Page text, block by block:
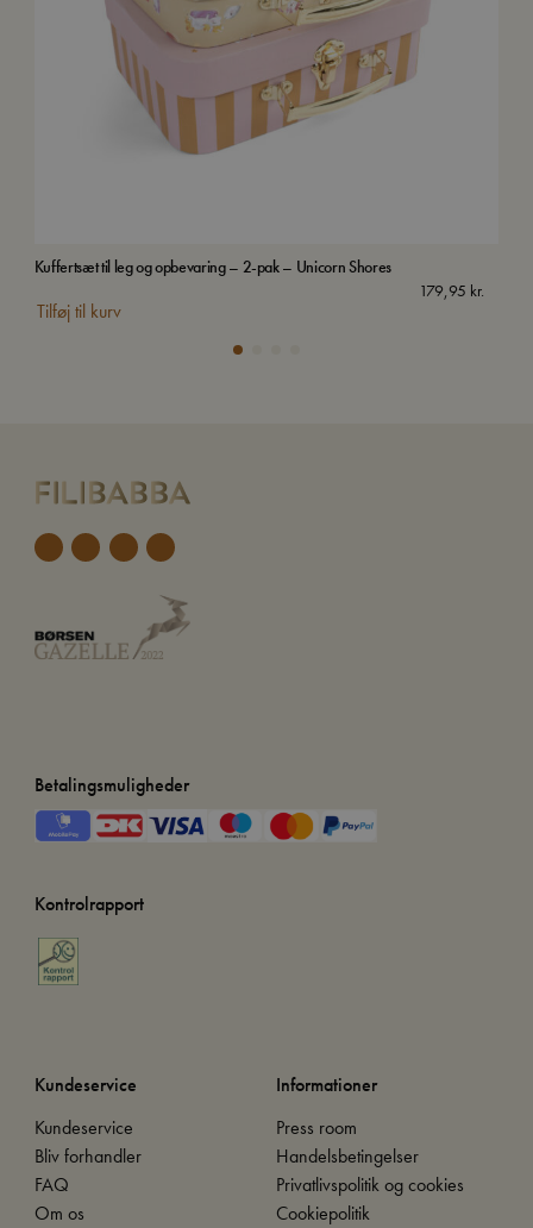
Kuffertsæt til leg og opbevaring – 2-pak – Unicorn Shores
179,95 kr.
Tilføj til kurv
Betalingsmuligheder
Kontrolrapport
Kundeservice
Kundeservice
Bliv forhandler
FAQ
Om os
Informationer
Press room
Handelsbetingelser
Privatlivspolitik og cookies
Cookiepolitik